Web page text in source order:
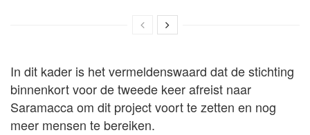
In dit kader is het vermeldenswaard dat de stichting
binnenkort voor de tweede keer afreist naar
Saramacca om dit project voort te zetten en nog
meer mensen te bereiken.